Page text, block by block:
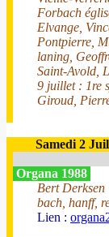
Forbach
Elvange,
Pontpierre,
laning,
Saint-Avold,
9 juillet : 1re
Giroud,
Samedi 2
Organa 1988
Bert Derksen
bach, hanff,
Lien :